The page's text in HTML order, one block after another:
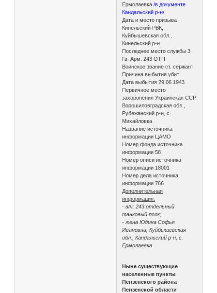
Ермолаевка/в документе
Кандальский р-н/
Дата и место призыва
Кинельский РВК,
Куйбышевская обл.,
Кинельский р-н
Последнее место службы 3
Гв. Арм. 243 ОТП
Воинское звание ст. сержант
Причина выбытия убит
Дата выбытия 29.06.1943
Первичное место
захоронения Украинская ССР,
Ворошиловградская обл.,
Рубежанский р-н, с.
Михайловка
Название источника
информации ЦАМО
Номер фонда источника
информации 58
Номер описи источника
информации 18001
Номер дела источника
информации 766
Дополнительная
информация:
- в/ч: 243 отдельный
танковый полк;
- жена Юдина Софья
Ивановна, Куйбышевская
обл., Кандальский р-н, с.
Ермолаевка
Ныне существующие
населенные пункты
Пензенского района
Пензенской области